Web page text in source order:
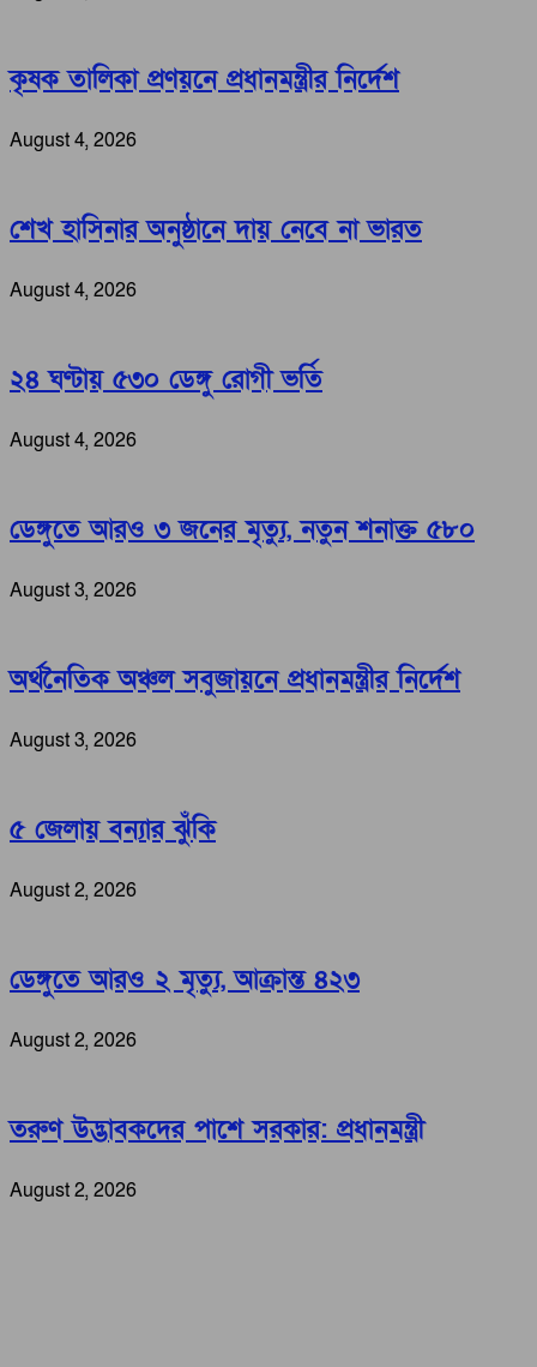
কৃষক তালিকা প্রণয়নে প্রধানমন্ত্রীর নির্দেশ
August 4, 2026
শেখ হাসিনার অনুষ্ঠানে দায় নেবে না ভারত
August 4, 2026
২৪ ঘণ্টায় ৫৩০ ডেঙ্গু রোগী ভর্তি
August 4, 2026
ডেঙ্গুতে আরও ৩ জনের মৃত্যু, নতুন শনাক্ত ৫৮০
August 3, 2026
অর্থনৈতিক অঞ্চল সবুজায়নে প্রধানমন্ত্রীর নির্দেশ
August 3, 2026
৫ জেলায় বন্যার ঝুঁকি
August 2, 2026
ডেঙ্গুতে আরও ২ মৃত্যু, আক্রান্ত ৪২৩
August 2, 2026
তরুণ উদ্ভাবকদের পাশে সরকার: প্রধানমন্ত্রী
August 2, 2026